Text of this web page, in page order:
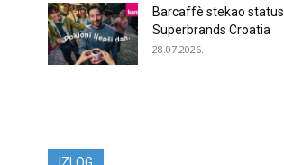
Barcaffè stekao status
Superbrands Croatia
28.07.2026.